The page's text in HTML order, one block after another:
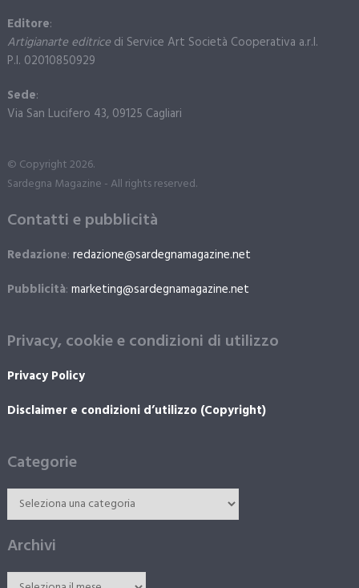
Editore:
Artigianarte editricedi Service Art Società Cooperativa a.r.l.
P.I. 02010850929
Sede:
Via San Lucifero 43, 09125 Cagliari
© Copyright 2026.
Sardegna Magazine - All rights reserved.
Contatti e pubblicità
Redazione: redazione@sardegnamagazine.net
Pubblicità: marketing@sardegnamagazine.net
Privacy, cookie e condizioni di utilizzo
Privacy Policy
Disclaimer e condizioni d’utilizzo (Copyright)
Categorie
Archivi